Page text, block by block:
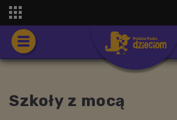
Szkoły z mocą